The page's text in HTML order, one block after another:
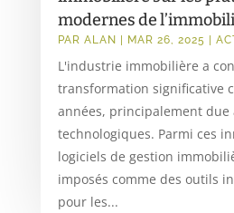
modernes de
PAR ALAN MAR 26, 2025
L'industrie immobilière a
transformation significative
années, principalement due
technologiques. Parmi ces
logiciels de gestion
imposés comme des outils
pour les...